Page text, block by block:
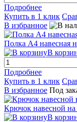
Подробнее
Купить в 1 клик
В избранное
Полка А4 навесная
В
Подробнее
Купить в 1 клик
В избранное Под
Крючок навесной
В